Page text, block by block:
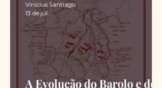
A Evolução do Barolo e do
Vinícius Santiago
13 de jul.